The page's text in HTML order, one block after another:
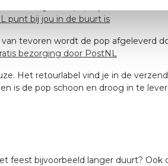
bezorgen de pop bij één van de
punt bij jou in de buurt is
tevoren wordt de pop afgeleverd
bezorging door PostNL
Het retourlabel vind je in de
is de pop schoon en droog in te
feest bijvoorbeeld langer duurt?